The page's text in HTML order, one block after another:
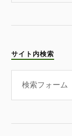
サイト内検索